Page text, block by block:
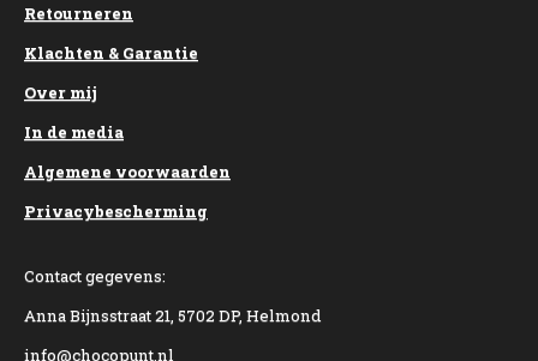
Retourneren
Klachten & Garantie
Over mij
In de media
Algemene voorwaarden
Privacybescherming
Contact gegevens:
Anna Bijnsstraat 21, 5702 DP, Helmond
info@chocopunt.nl